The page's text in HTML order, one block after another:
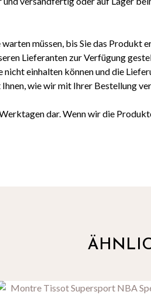
müssen, bis Sie das Produkt
Lieferanten zur Verfügung
einhalten können und die
wie wir mit Ihrer Bestellung
dar. Wenn wir die